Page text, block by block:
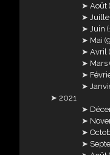
Août
Juin
Mai
Avril
Mars
2021